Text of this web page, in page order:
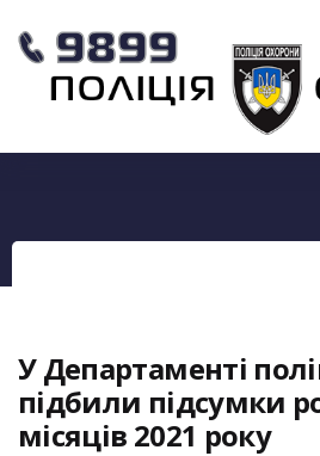
У Департаменті
підбили підсумки
місяців 2021 року